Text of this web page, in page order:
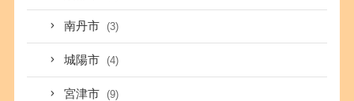
南丹市 (3)
城陽市 (4)
宮津市 (9)